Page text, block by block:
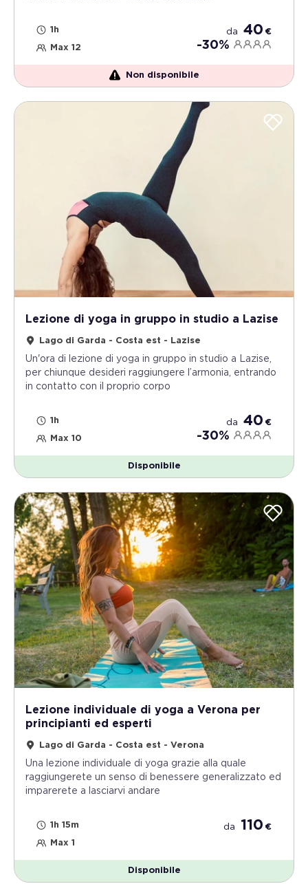
1h
Max 12
da 40 €
-30%
Non disponibile
Lezione di yoga in gruppo in studio a Lazise
Lago di Garda - Costa est - Lazise
Un'ora di lezione di yoga in gruppo in studio a Lazise,
per chiunque desideri raggiungere l’armonia, entrando
in contatto con il proprio corpo
1h
Max 10
da 40 €
-30%
Disponibile
Lezione individuale di yoga a Verona per
principianti ed esperti
Lago di Garda - Costa est - Verona
Una lezione individuale di yoga grazie alla quale
raggiungerete un senso di benessere generalizzato ed
imparerete a lasciarvi andare
1h 15m
Max 1
da 110 €
Disponibile